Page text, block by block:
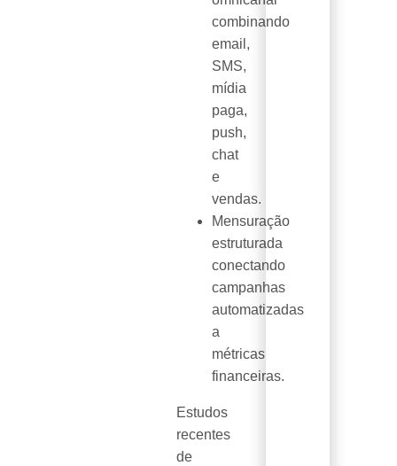
combinando
email,
SMS,
mídia
paga,
push,
chat
e
vendas.
Mensuração
estruturada
conectando
campanhas
automatizadas
a
métricas
financeiras.
Estudos
recentes
de